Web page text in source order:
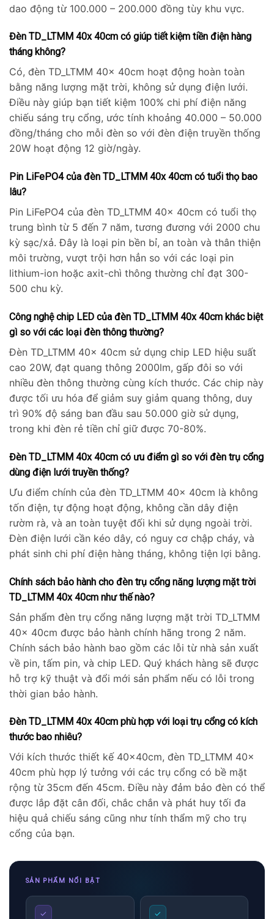
dao động từ 100.000 – 200.000 đồng tùy khu vực.
Đèn TD_LTMM 40x 40cm có giúp tiết kiệm tiền điện hàng
tháng không?
Có, đèn TD_LTMM 40x 40cm hoạt động hoàn toàn
bằng năng lượng mặt trời, không sử dụng điện lưới.
Điều này giúp bạn tiết kiệm 100% chi phí điện năng
chiếu sáng trụ cổng, ước tính khoảng 40.000 – 50.000
đồng/tháng cho mỗi đèn so với đèn điện truyền thống
20W hoạt động 12 giờ/ngày.
Pin LiFePO4 của đèn TD_LTMM 40x 40cm có tuổi thọ bao
lâu?
Pin LiFePO4 của đèn TD_LTMM 40x 40cm có tuổi thọ
trung bình từ 5 đến 7 năm, tương đương với 2000 chu
kỳ sạc/xả. Đây là loại pin bền bỉ, an toàn và thân thiện
môi trường, vượt trội hơn hẳn so với các loại pin
lithium-ion hoặc axit-chì thông thường chỉ đạt 300-
500 chu kỳ.
Công nghệ chip LED của đèn TD_LTMM 40x 40cm khác biệt
gì so với các loại đèn thông thường?
Đèn TD_LTMM 40x 40cm sử dụng chip LED hiệu suất
cao 20W, đạt quang thông 2000lm, gấp đôi so với
nhiều đèn thông thường cùng kích thước. Các chip này
được tối ưu hóa để giảm suy giảm quang thông, duy
trì 90% độ sáng ban đầu sau 50.000 giờ sử dụng,
trong khi đèn rẻ tiền chỉ giữ được 70-80%.
Đèn TD_LTMM 40x 40cm có ưu điểm gì so với đèn trụ cổng
dùng điện lưới truyền thống?
Ưu điểm chính của đèn TD_LTMM 40x 40cm là không
tốn điện, tự động hoạt động, không cần dây điện
rườm rà, và an toàn tuyệt đối khi sử dụng ngoài trời.
Đèn điện lưới cần kéo dây, có nguy cơ chập cháy, và
phát sinh chi phí điện hàng tháng, không tiện lợi bằng.
Chính sách bảo hành cho đèn trụ cổng năng lượng mặt trời
TD_LTMM 40x 40cm như thế nào?
Sản phẩm đèn trụ cổng năng lượng mặt trời TD_LTMM
40x 40cm được bảo hành chính hãng trong 2 năm.
Chính sách bảo hành bao gồm các lỗi từ nhà sản xuất
về pin, tấm pin, và chip LED. Quý khách hàng sẽ được
hỗ trợ kỹ thuật và đổi mới sản phẩm nếu có lỗi trong
thời gian bảo hành.
Đèn TD_LTMM 40x 40cm phù hợp với loại trụ cổng có kích
thước bao nhiêu?
Với kích thước thiết kế 40x40cm, đèn TD_LTMM 40x
40cm phù hợp lý tưởng với các trụ cổng có bề mặt
rộng từ 35cm đến 45cm. Điều này đảm bảo đèn có thể
được lắp đặt cân đối, chắc chắn và phát huy tối đa
hiệu quả chiếu sáng cũng như tính thẩm mỹ cho trụ
cổng của bạn.
SẢN PHẨM NỔI BẬT
✓ ✓